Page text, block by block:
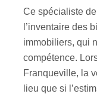
Ce spécialiste
l’inventaire des
immobiliers, qui
compétence.
Franqueville, la
lieu que si